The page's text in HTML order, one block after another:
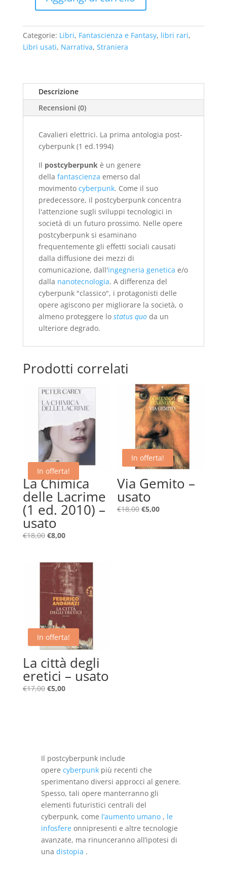
Cavalieri
La
prima
antologia
(1
ed.1994)
quantità
Categorie: Libri, Fantascienza e Fantasy, libri rari,
Libri usati, Narrativa, Straniera
Descrizione
Recensioni (0)
Cavalieri elettrici. La prima antologia post-
cyberpunk (1 ed.1994)
Il postcyberpunkè un genere
della fantascienza emerso dal
movimento cyberpunk. Come il suo
predecessore, il postcyberpunk concentra
l'attenzione sugli sviluppi tecnologici in
società di un futuro prossimo. Nelle opere
postcyberpunk si esaminano
frequentemente gli effetti sociali causati
dalla diffusione dei mezzi di
comunicazione, dall'ingegneria genetica e/o
dalla nanotecnologia. A differenza del
cyberpunk "classico", i protagonisti delle
opere agiscono per migliorare la società, o
almeno proteggere lo status quoda un
ulteriore degrado.
Prodotti correlati
In offerta!
La Chimica
delle Lacrime
(1 ed. 2010) –
usato
€18,00 Il
era:
€18,00.
€8,00Il
è:
€8,00.
In offerta!
Via Gemito –
usato
€18,00 Il
€5,00Il
In offerta!
La città degli
eretici – usato
€17,00 Il
€5,00Il
Il postcyberpunk include
opere cyberpunkpiù recenti che
sperimentano diversi approcci al genere.
Spesso, tali opere manterranno gli
elementi futuristici centrali del
cyberpunk, come l’aumento umano, le
infosfereonnipresenti e altre tecnologie
avanzate, ma rinunceranno all’ipotesi di
una distopia .